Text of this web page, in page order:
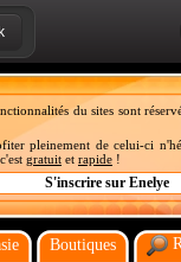
du sites sont
pleinement de celui-ci
gratuit et rapide !
Boutiques